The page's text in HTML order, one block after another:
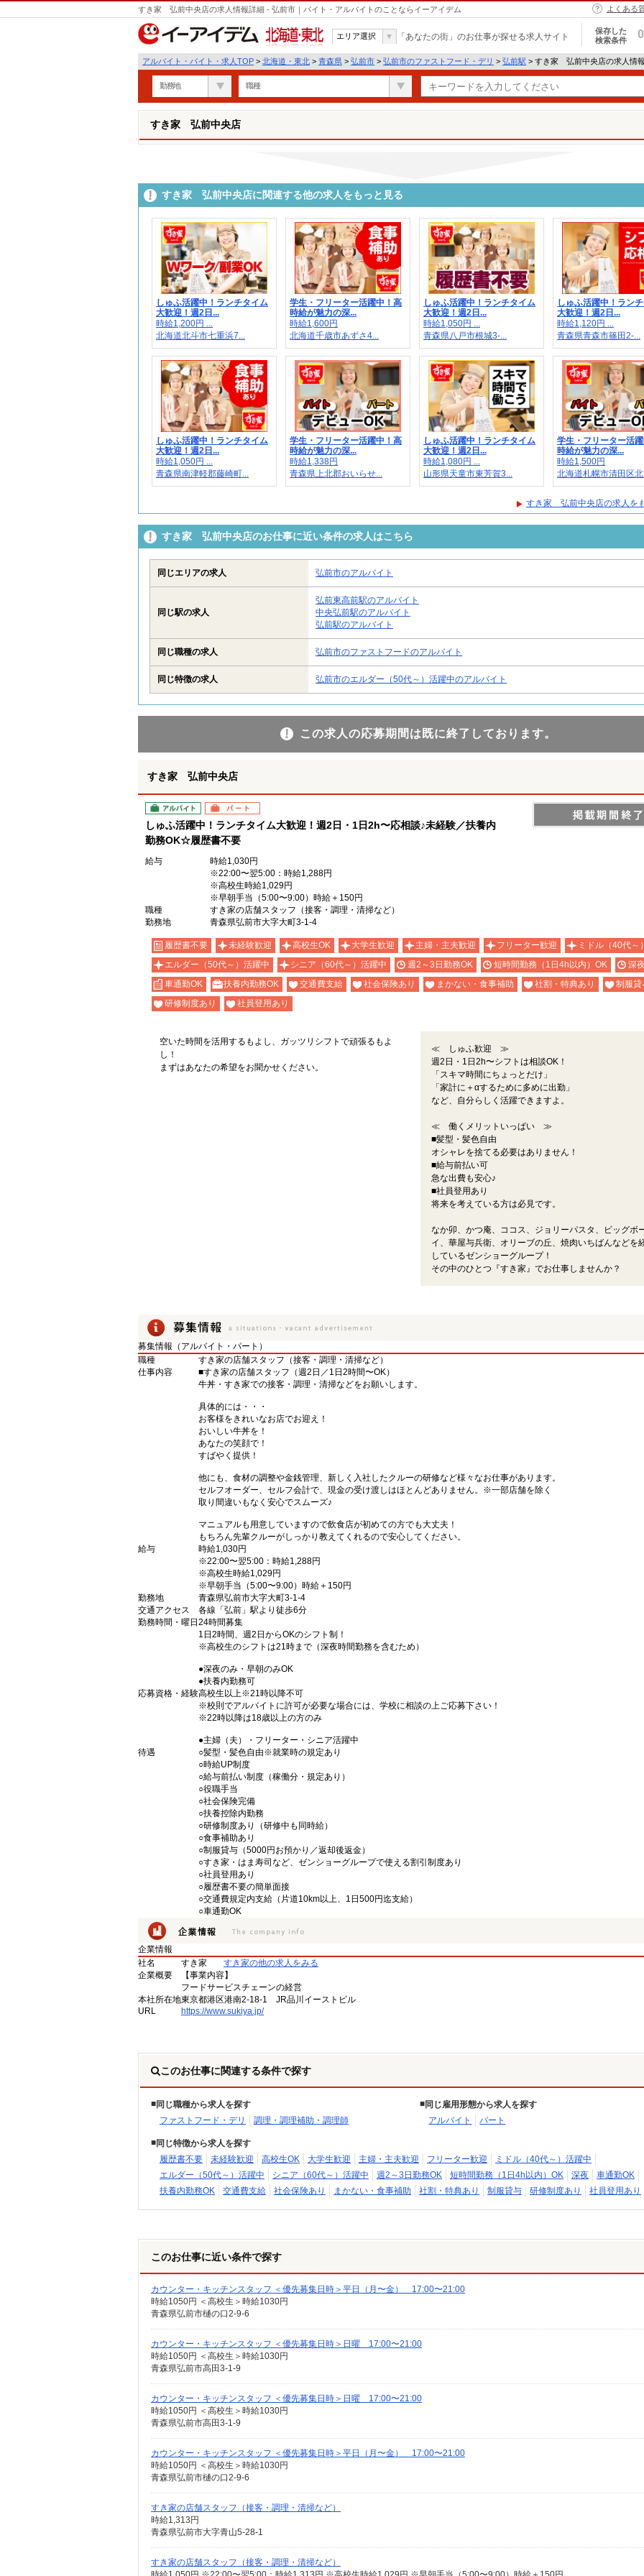
すき家 弘前中央店の求人情報詳細 - 弘前市｜バイト・アルバイトのことならイーアイデム よくある
北海道・東北
エリア選択 「あなたの街」のお仕事が探せる求人サイト
保存した
検索条件
0
アルバイト・バイト・求人TOP > 北海道・東北 > 青森県 > 弘前市 > 弘前市のファストフード・デリ > 弘前駅 > すき家 弘前中央店の求人情
勤務地 職種
すき家 弘前中央店
すき家 弘前中央店に関連する他の求人をもっと見る
しゅふ活躍中！ランチタイム
大歓迎！週2日...
時給1,200円 ...
北海道北斗市七重浜7...
学生・フリーター活躍中！高
時給が魅力の深...
時給1,600円
北海道千歳市あずさ4...
しゅふ活躍中！ランチタイム
大歓迎！週2日...
時給1,050円 ...
青森県八戸市根城3-...
しゅふ活躍中！ラン
大歓迎！週2日...
時給1,120円 ...
青森県青森市篠田2-...
しゅふ活躍中！ランチタイム
大歓迎！週2日...
時給1,050円 ...
青森県南津軽郡藤崎町...
学生・フリーター活躍中！高
時給が魅力の深...
時給1,338円
青森県上北郡おいらせ...
しゅふ活躍中！ランチタイム
大歓迎！週2日...
時給1,080円 ...
山形県天童市東芳賀3...
学生・フリーター活
時給が魅力の深...
時給1,500円
北海道札幌市清田区
すき家 弘前中央店の求人を
すき家 弘前中央店のお仕事に近い条件の求人はこちら
同じエリアの求人 弘前市のアルバイト
同じ駅の求人
弘前東高前駅のアルバイト
中央弘前駅のアルバイト
弘前駅のアルバイト
同じ職種の求人 弘前市のファストフードのアルバイト
同じ特徴の求人 弘前市のエルダー（50代～）活躍中のアルバイト
この求人の応募期間は既に終了しております。
すき家 弘前中央店
アルバイト パート
しゅふ活躍中！ランチタイム大歓迎！週2日・1日2h〜応相談♪未経験／扶養内
勤務OK☆履歴書不要
給与
時給1,030円
※22:00〜翌5:00：時給1,288円
※高校生時給1,029円
※早朝手当（5:00〜9:00）時給＋150円
職種
すき家の店舗スタッフ（接客・調理・清掃など）
勤務地
青森県弘前市大字大町3-1-4
履歴書不要 未経験歓迎 高校生OK 大学生歓迎 主婦・主夫歓迎 フリーター歓迎
ミドル（40代～
エルダー（50代～）活躍中
シニア（60代～）活躍中 週2～3日勤務OK 短時間勤務（1日4h以内）OK
深夜
車通勤OK
扶養内勤務OK 交通費支給 社会保険あり まかない・食事補助 社割・特典あり
制服貸
研修制度あり
社員登用あり
空いた時間を活用するもよし、ガッツリシフトで頑張るもよ
し！
まずはあなたの希望をお聞かせください。
≪ しゅふ歓迎 ≫
週2日・1日2h〜シフトは相談OK！
「スキマ時間にちょっとだけ」
「家計に＋αするために多めに出勤」
など、自分らしく活躍できますよ。
≪ 働くメリットいっぱい ≫
■髪型・髪色自由
オシャレを捨てる必要はありません！
■給与前払い可
急な出費も安心♪
■社員登用あり
将来を考えている方は必見です。
なか卯、かつ庵、ココス、ジョリーパスタ、ビッグボ
イ、華屋与兵衛、オリーブの丘、焼肉いちばんなどを
しているゼンショーグループ！
その中のひとつ『すき家』でお仕事しませんか？
募集情報（アルバイト・パート）
職種
すき家の店舗スタッフ（接客・調理・清掃など）
仕事内容
■すき家の店舗スタッフ（週2日／1日2時間〜OK）
牛丼・すき家での接客・調理・清掃などをお願いします。
具体的には・・・
お客様をきれいなお店でお迎え！
おいしい牛丼を！
あなたの笑顔で！
すばやく提供！
他にも、食材の調整や金銭管理、新しく入社したクルーの研修など様々なお仕事があります。
セルフオーダー、セルフ会計で、現金の受け渡しはほとんどありません。※一部店舗を除く
取り間違いもなく安心でスムーズ♪
マニュアルも用意していますので飲食店が初めての方でも大丈夫！
もちろん先輩クルーがしっかり教えてくれるので安心してください。
給与
時給1,030円
※22:00〜翌5:00：時給1,288円
※高校生時給1,029円
※早朝手当（5:00〜9:00）時給＋150円
勤務地
青森県弘前市大字大町3-1-4
交通アクセス
各線「弘前」駅より徒歩6分
勤務時間・曜日 24時間募集
1日2時間、週2日からOKのシフト制！
※高校生のシフトは21時まで（深夜時間勤務を含むため）
●深夜のみ・早朝のみOK
●扶養内勤務可
応募資格・経験高校生以上※21時以降不可
※校則でアルバイトに許可が必要な場合には、学校に相談の上ご応募下さい！
※22時以降は18歳以上の方のみ
●主婦（夫）・フリーター・シニア活躍中
待遇
○髪型・髪色自由※就業時の規定あり
○時給UP制度
○給与前払い制度（稼働分・規定あり）
○役職手当
○社会保険完備
○扶養控除内勤務
○研修制度あり（研修中も同時給）
○食事補助あり
○制服貸与（5000円お預かり／返却後返金）
○すき家・はま寿司など、ゼンショーグループで使える割引制度あり
○社員登用あり
○履歴書不要の簡単面接
○交通費規定内支給（片道10km以上、1日500円迄支給）
○車通勤OK
企業情報
社名
すき家
すき家の他の求人をみる
企業概要
【事業内容】
フードサービスチェーンの経営
本社所在地東京都港区港南2-18-1 JR品川イーストビル
URL
https://www.sukiya.jp/
このお仕事に関連する条件で探す
同じ職種から求人を探す
ファストフード・デリ
調理・調理補助・調理師
同じ雇用形態から求人を探す
アルバイト
パート
同じ特徴から求人を探す
履歴書不要
未経験歓迎 高校生OK 大学生歓迎 主婦・主夫歓迎 フリーター歓迎
ミドル（40代～）活躍中
エルダー（50代～）活躍中
シニア（60代～）活躍中 週2～3日勤務OK 短時間勤務（1日4h以内）OK 深夜
車通勤OK
扶養内勤務OK
交通費支給 社会保険あり まかない・食事補助 社割・特典あり 制服貸与 研修制度あり 社員登用あり
このお仕事に近い条件で探す
カウンター・キッチンスタッフ ＜優先募集日時＞平日（月〜金） 17:00〜21:00
時給1050円 ＜高校生＞時給1030円
青森県弘前市樋の口2-9-6
カウンター・キッチンスタッフ ＜優先募集日時＞日曜 17:00〜21:00
時給1050円 ＜高校生＞時給1030円
青森県弘前市高田3-1-9
カウンター・キッチンスタッフ ＜優先募集日時＞日曜 17:00〜21:00
時給1050円 ＜高校生＞時給1030円
青森県弘前市高田3-1-9
カウンター・キッチンスタッフ ＜優先募集日時＞平日（月〜金） 17:00〜21:00
時給1050円 ＜高校生＞時給1030円
青森県弘前市樋の口2-9-6
すき家の店舗スタッフ（接客・調理・清掃など）
時給1,313円
青森県弘前市大字青山5-28-1
すき家の店舗スタッフ（接客・調理・清掃など）